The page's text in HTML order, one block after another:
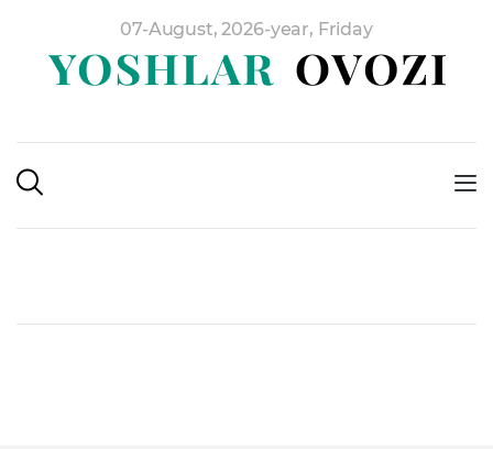
07-August, 2026-year, Friday